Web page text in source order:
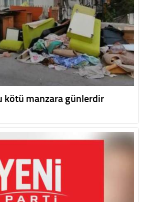
kötü manzara günlerdir